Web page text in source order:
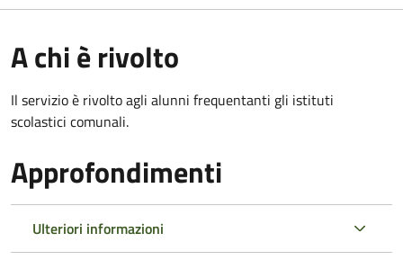
A chi è rivolto
Il servizio è rivolto agli alunni frequentanti gli istituti
scolastici comunali.
Approfondimenti
Ulteriori informazioni